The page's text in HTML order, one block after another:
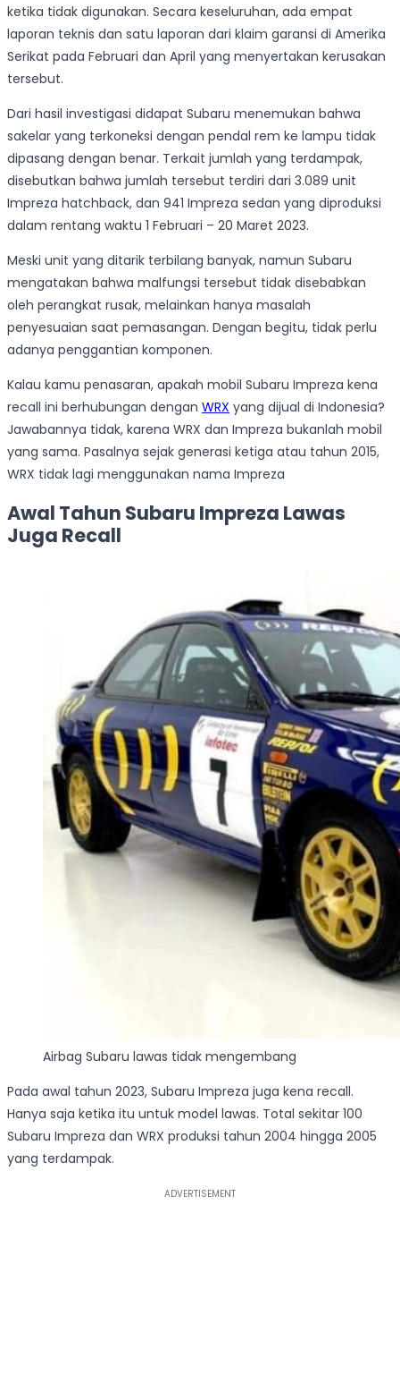
ketika tidak digunakan. Secara keseluruhan, ada empat
laporan teknis dan satu laporan dari klaim garansi di Amerika
Serikat pada Februari dan April yang menyertakan kerusakan
tersebut.
Dari hasil investigasi didapat Subaru menemukan bahwa
sakelar yang terkoneksi dengan pendal rem ke lampu tidak
dipasang dengan benar. Terkait jumlah yang terdampak,
disebutkan bahwa jumlah tersebut terdiri dari 3.089 unit
Impreza hatchback, dan 941 Impreza sedan yang diproduksi
dalam rentang waktu 1 Februari – 20 Maret 2023.
Meski unit yang ditarik terbilang banyak, namun Subaru
mengatakan bahwa malfungsi tersebut tidak disebabkan
oleh perangkat rusak, melainkan hanya masalah
penyesuaian saat pemasangan. Dengan begitu, tidak perlu
adanya penggantian komponen.
Kalau kamu penasaran, apakah mobil Subaru Impreza kena
recall ini berhubungan dengan WRX yang dijual di Indonesia?
Jawabannya tidak, karena WRX dan Impreza bukanlah mobil
yang sama. Pasalnya sejak generasi ketiga atau tahun 2015,
WRX tidak lagi menggunakan nama Impreza
Awal Tahun Subaru Impreza Lawas
Juga Recall
Airbag Subaru lawas tidak mengembang
Pada awal tahun 2023, Subaru Impreza juga kena recall.
Hanya saja ketika itu untuk model lawas. Total sekitar 100
Subaru Impreza dan WRX produksi tahun 2004 hingga 2005
yang terdampak.